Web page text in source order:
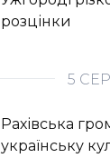
розцінки
5
Рахівська
українську